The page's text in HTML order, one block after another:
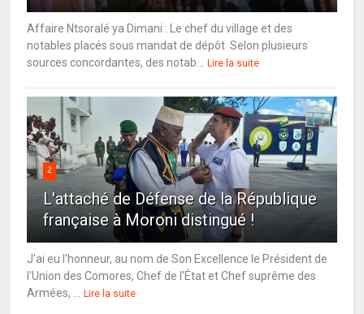
Affaire Ntsoralé ya Dimani : Le chef du village et des
notables placés sous mandat de dépôt Selon plusieurs
sources concordantes, des notab...
Lire la suite
2
L'attaché de Défense de la République
française à Moroni distingué !
J'ai eu l'honneur, au nom de Son Excellence le Président de
l'Union des Comores, Chef de l'État et Chef suprême des
Armées, ...
Lire la suite